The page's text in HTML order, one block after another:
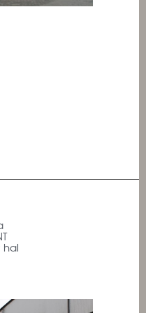
hal